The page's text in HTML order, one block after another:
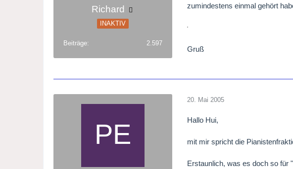
Richard
INAKTIV
Beiträge 2.597
zumindestens einmal gehört
Gruß
20. Mai 2005
Hallo Hui,
mit mir spricht die
Erstaunlich, was es doch so für